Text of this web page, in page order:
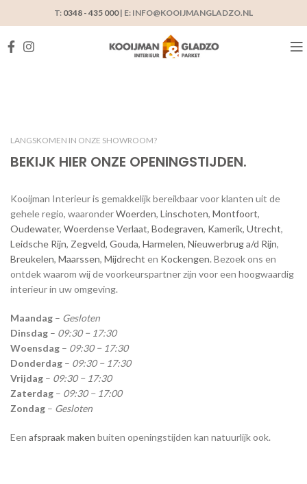
T: 0348 - 435 000| E: INFO@KOOIJMANGLADZO.NL
LANGSKOMEN IN ONZE SHOWROOM?
BEKIJK HIER ONZE OPENINGSTIJDEN.
Kooijman Interieur is gemakkelijk bereikbaar voor klanten uit de
gehele regio, waaronderWoerden, Linschoten, Montfoort,
Oudewater, Woerdense Verlaat, Bodegraven, Kamerik, Utrecht,
Leidsche Rijn, Zegveld, Gouda, Harmelen, Nieuwerbrug a/d Rijn,
Breukelen, Maarssen, Mijdrecht en Kockengen. Bezoek ons en
ontdek waarom wij de voorkeurspartner zijn voor een hoogwaardig
interieur in uw omgeving.
Maandag – Gesloten
Dinsdag – 09:30 − 17:30
Woensdag – 09:30 − 17:30
Donderdag – 09:30 − 17:30
Vrijdag – 09:30 − 17:30
Zaterdag – 09:30 − 17:00
Zondag – Gesloten
Een afspraak maken buiten openingstijden kan natuurlijk ook.